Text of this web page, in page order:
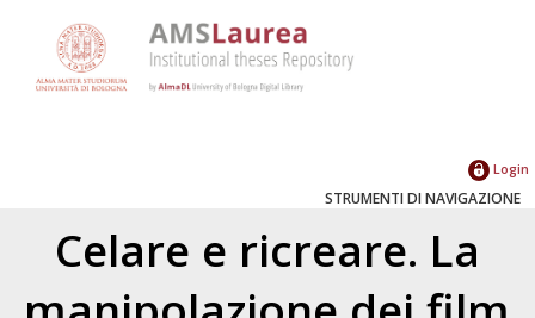
Login
STRUMENTI DI NAVIGAZIONE
Celare e ricreare. La